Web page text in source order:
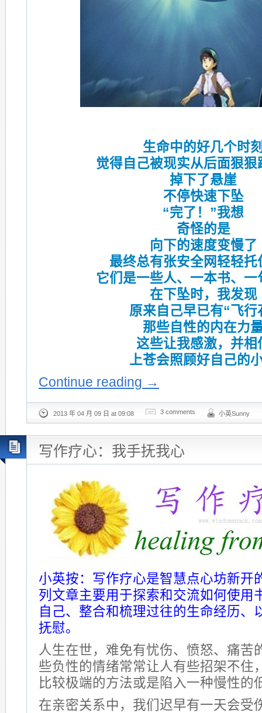
生命中的好几个时
觉得自己被现实从后面狠狠
掉下了悬崖
不停快速下坠
“完了！”我想
奇怪的是
向下的速度变慢了
最终总有张安全网轻轻托
它们是一些人、一本书、
在下坠时，我发现
原来自己早已有“飞行
那些自性的内在力
这些让我感激，并相
上苍会照顾好自己的
Continue reading →
2013 年 04 月 09 日 at 09:08 3 comments 小英Sunny
写作疗心：我手抚我心
小英按：写作疗心是智慧点心坊新开
列文章主要用于探索和交流如何使用
自己、整合和梳理过往的生命经历、
抚慰。
人生在世，难免有忧伤、愤怒、痛苦
些负性的情绪常常让人有些招架不住
比较极端的方法或是陷入一种慢性的
在亲密关系中，我们迟早有一天会受